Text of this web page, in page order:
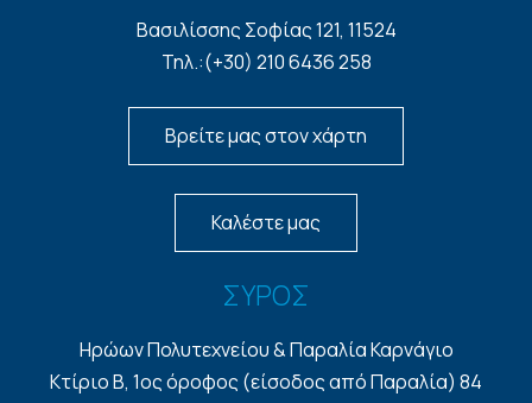
Βασιλίσσης Σοφίας 121, 11524
Τηλ.:(+30) 210 6436 258
Βρείτε μας στον χάρτη
Καλέστε μας
ΣΥΡΟΣ
Ηρώων Πολυτεχνείου & Παραλία Καρνάγιο
Κτίριο Β, 1ος όροφος (είσοδος από Παραλία) 84